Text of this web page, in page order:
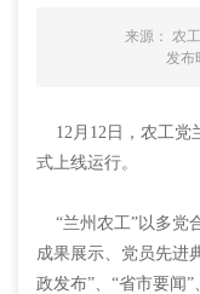
来源： 农
发布
12月12日，农工党
式上线运行。
“兰州农工”以多党
成果展示、党员先进
政发布”、“省市要闻